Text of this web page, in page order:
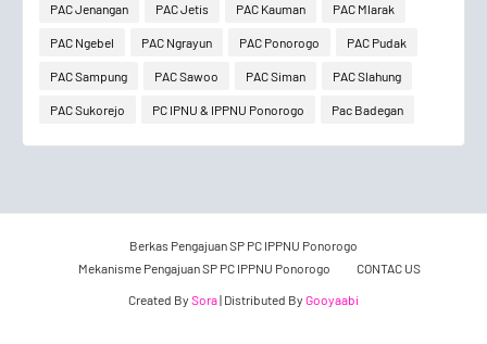
PAC Jenangan PAC Jetis PAC Kauman PAC Mlarak
PAC Ngebel PAC Ngrayun PAC Ponorogo PAC Pudak
PAC Sampung PAC Sawoo PAC Siman PAC Slahung
PAC Sukorejo PC IPNU & IPPNU Ponorogo Pac Badegan
Berkas Pengajuan SP PC IPPNU Ponorogo
Mekanisme Pengajuan SP PC IPPNU Ponorogo
CONTAC US
Created By Sora| Distributed By Gooyaabi